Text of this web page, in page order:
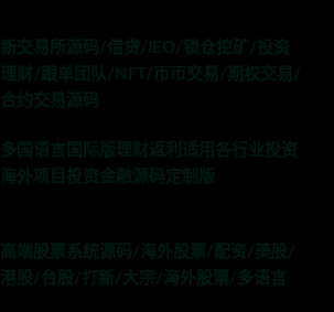
新交易所源码/借贷/IEO/锁仓挖矿/投资
理财/跟单团队/NFT/币币交易/期权交易/
合约交易源码
多国语言国际版理财返利适用各行业投资
海外项目投资金融源码定制版
高端股票系统源码/海外股票/配资/美股/
港股/台股/打新/大宗/海外股票/多语言